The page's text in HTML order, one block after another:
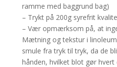
ramme med baggrund bag)
– Trykt på 200g syrefrit
– Vær opmærksom på, at
Mætning og tekstur i
smule fra tryk til tryk, da de
hånden, hvilket blot gør hvert